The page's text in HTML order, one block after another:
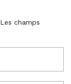
Les champs